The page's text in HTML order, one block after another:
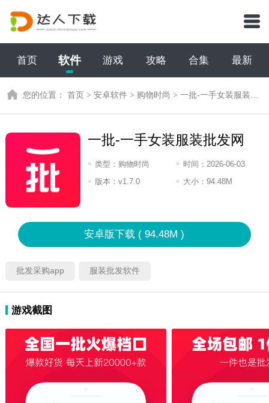
首页 软件 游戏 攻略 合集 最新
您的位置：首页 >安卓软件 > 购物时尚 >一批-一手女装服装批发网
一批-一手女装服装批发网
类型： 购物时尚 时间： 2026-06-03
16:2026
版本：v1.7.0 大小： 94.48M
安卓版下载 ( 94.48M )
批发采购app 服装批发软件
游戏截图